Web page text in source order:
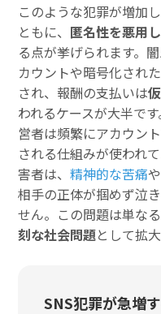
このような犯罪が増加
ともに、 匿名性を悪用
る点が挙げられます。
カウントや暗号化され
され、報酬の支払いは
われるケースが大半で
営者は頻繁にアカウン
される仕組みが使われ
害者は、精神的な苦痛や
相手の正体が掴めず泣
せん。この問題は単な
刻な社会問題として拡
SNS犯罪が急増